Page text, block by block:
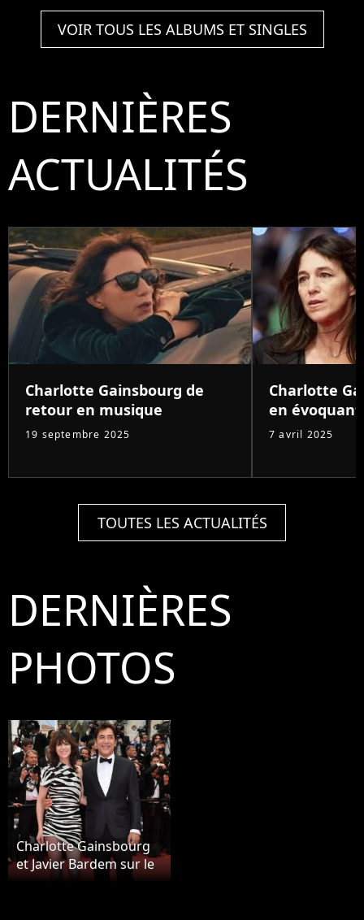
VOIR TOUS LES ALBUMS ET SINGLES
DERNIÈRES
ACTUALITÉS
Charlotte Gainsbourg de
retour en musique
19 septembre 2025
Charlotte
en évoquant
7 avril 2025
TOUTES LES ACTUALITÉS
DERNIÈRES
PHOTOS
Charlotte Gainsbourg
et Javier Bardem sur le
red carpet, à